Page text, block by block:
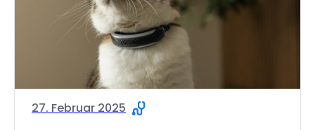
27. Februar 2025